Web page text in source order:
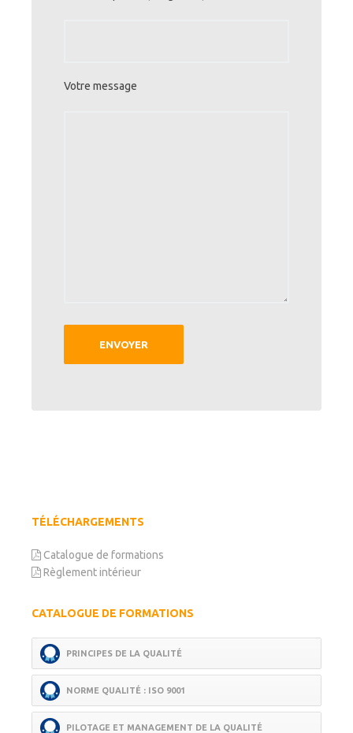
Votre message
TÉLÉCHARGEMENTS
Catalogue de formations
Règlement intérieur
CATALOGUE DE FORMATIONS
PRINCIPES DE LA QUALITÉ
NORME QUALITÉ : ISO 9001
PILOTAGE ET MANAGEMENT DE LA QUALITÉ